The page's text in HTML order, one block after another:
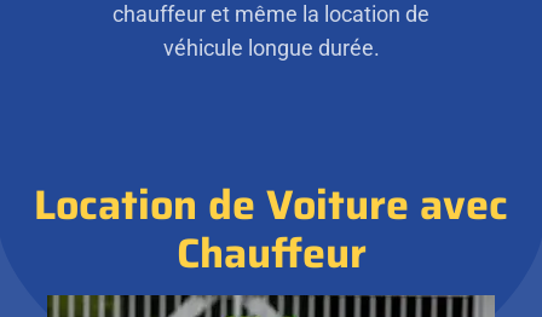
chauffeur et même la location de
véhicule longue durée.
Location de Voiture avec
Chauffeur